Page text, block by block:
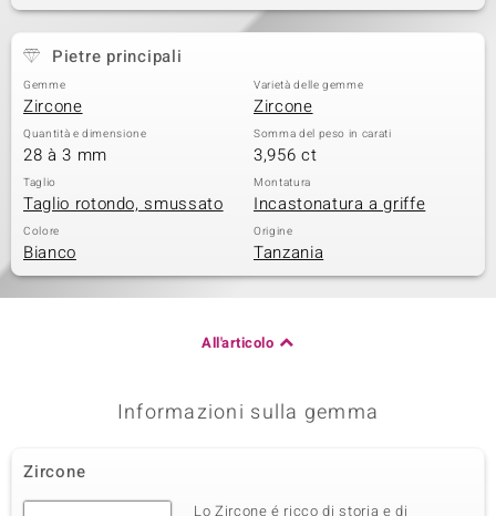
Pietre principali
Gemme
Zircone
Varietà delle gemme
Zircone
Quantità e dimensione
28 à 3 mm
Somma del peso in carati
3,956 ct
Taglio
Taglio rotondo, smussato
Montatura
Incastonatura a griffe
Colore
Bianco
Origine
Tanzania
All'articolo
Informazioni sulla gemma
Zircone
Lo Zircone é ricco di storia e di